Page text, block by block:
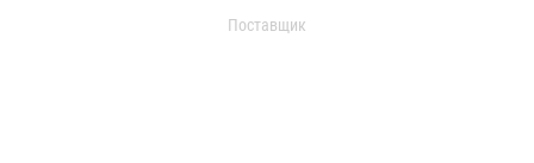
Поставщик